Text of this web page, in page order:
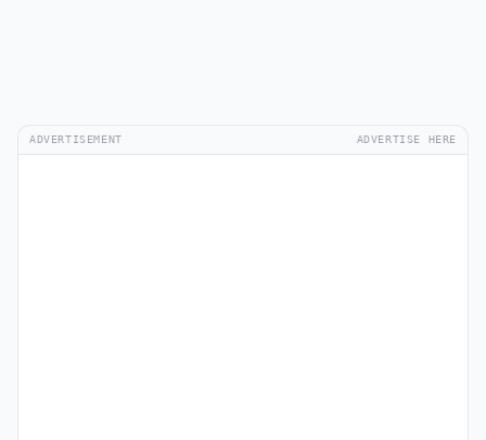
ADVERTISEMENT ADVERTISE HERE